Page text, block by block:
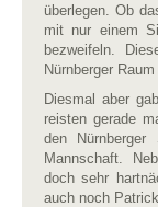
überlegen. Ob
mit nur einem
bezweifeln.
Nürnberger
Diesmal aber
reisten gerade
den
Mannschaft.
doch sehr
auch noch